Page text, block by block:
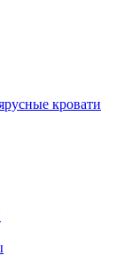
кровати